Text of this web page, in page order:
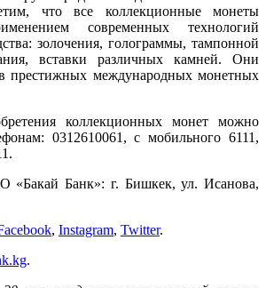
что все коллекционные монеты
современных технологий
золочения, голограммы, тампонной
вставки различных камней. Они
престижных международных монетных
коллекционных монет можно
0312610061, с мобильного 6111,
Банк»: г. Бишкек, ул. Исанова,
, Instagram, Twitter.
.